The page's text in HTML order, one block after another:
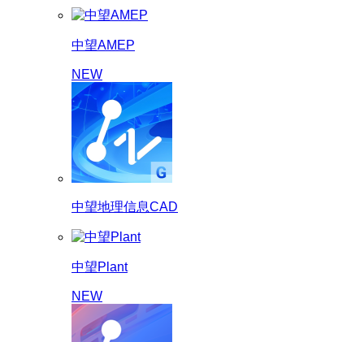
中望AMEP
NEW
中望地理信息CAD
中望Plant
NEW